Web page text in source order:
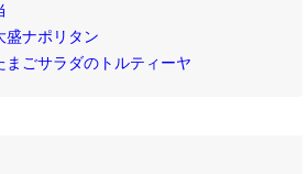
盛ナポリタン
まごサラダのトルティーヤ